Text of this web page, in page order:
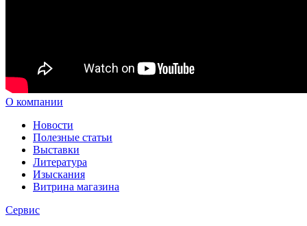
О компании
Новости
Полезные статьи
Выставки
Литература
Изыскания
Витрина магазина
Сервис